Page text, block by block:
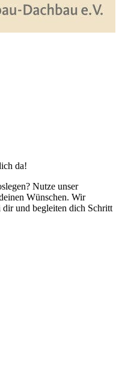
da!
Nutze unser
Wünschen. Wir
und begleiten dich Schritt